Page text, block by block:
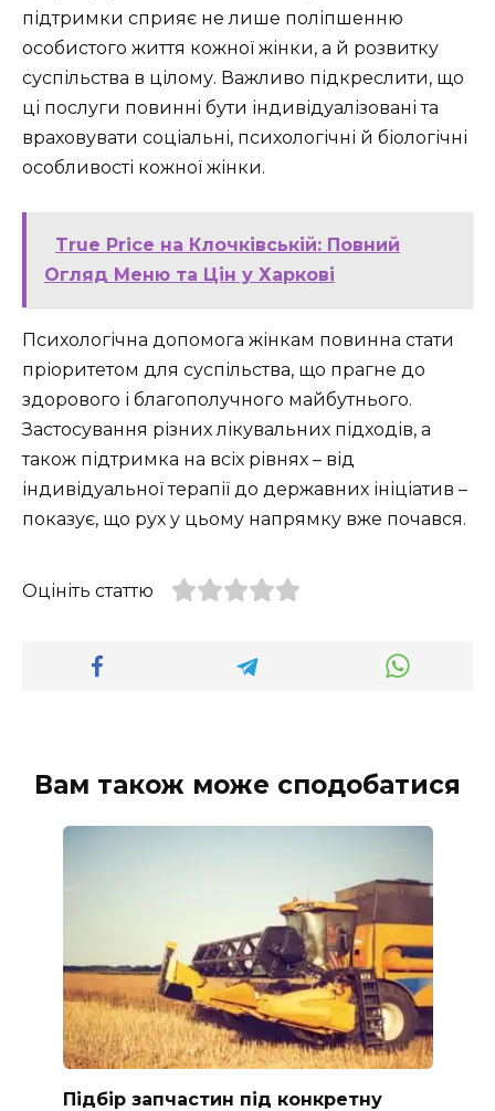
підтримки сприяє не лише поліпшенню
особистого життя кожної жінки, а й розвитку
суспільства в цілому. Важливо підкреслити, що
ці послуги повинні бути індивідуалізовані та
враховувати соціальні, психологічні й біологічні
особливості кожної жінки.
True Price на Клочківській: Повний
Огляд Меню та Цін у Харкові
Психологічна допомога жінкам повинна стати
пріоритетом для суспільства, що прагне до
здорового і благополучного майбутнього.
Застосування різних лікувальних підходів, а
також підтримка на всіх рівнях – від
індивідуальної терапії до державних ініціатив –
показує, що рух у цьому напрямку вже почався.
Оцініть статтю
Вам також може сподобатися
Підбір запчастин під конкретну